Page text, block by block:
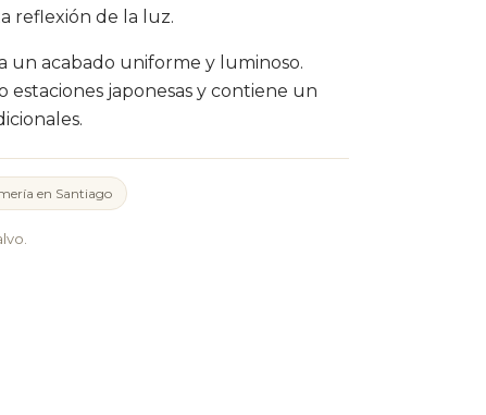
reflexión de la luz.
un acabado uniforme y luminoso.
estaciones japonesas y contiene un
en Santiago